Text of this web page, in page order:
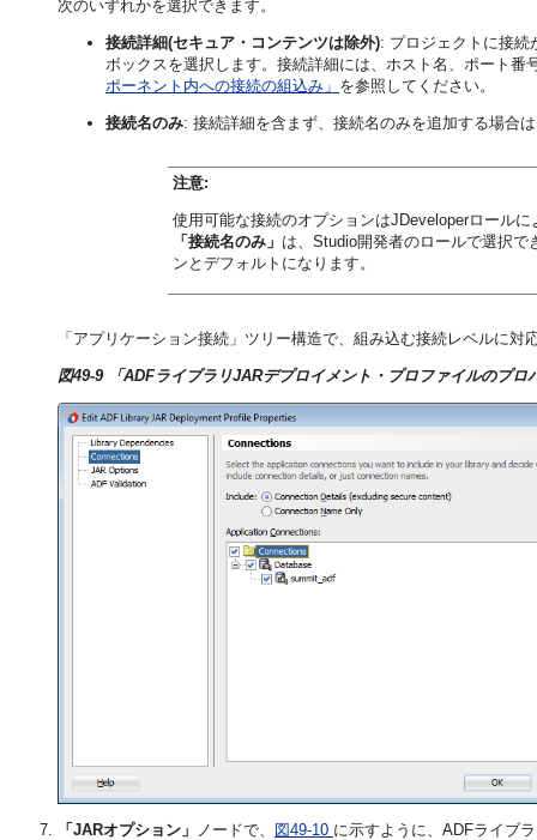
次のいずれかを選択できます。
接続詳細(セキュア・コンテンツは除外): プロジェクトに接続
ボックスを選択します。接続詳細には、ホスト名、ポート
ポーネント内への接続の組込み」 を参照してください。
接続名のみ: 接続詳細を含まず、接続名のみを追加する場合
注意:
使用可能な接続のオプションはJDeveloperロールに
「接続名のみ」 は、Studio開発者のロールで選択
ンとデフォルトになります。
「アプリケーション接続」ツリー構造で、組み込む接続レベルに
図49-9 「ADFライブラリJARデプロイメント・プロファイルのプ
「JARオプション」 ノードで、 図49-10 に示すように、ADFライブ